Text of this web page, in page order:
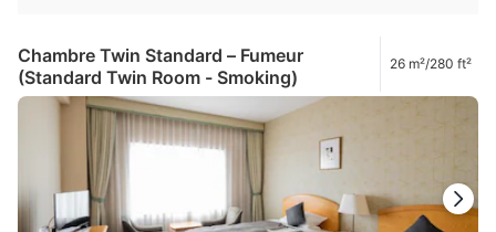
Chambre Twin Standard – Fumeur
(Standard Twin Room - Smoking)
26 m²/280 ft²